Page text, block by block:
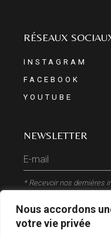
Nous accordons
votre vie privée
RÉSEAUX
INSTAGRAM
FACEBOOK
YOUTUBE
NEWSLETTER
* Recevoir nos dernières
ENVOYER